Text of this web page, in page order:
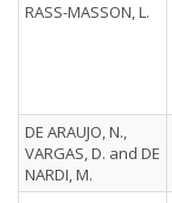
RASS-MASSON, L.
DE ARAUJO, N.,
VARGAS, D. and DE
NARDI, M.